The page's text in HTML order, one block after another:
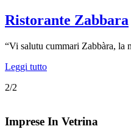
Ristorante Zabbara
“Vi salutu cummari Zabbàra, la
Leggi tutto
2/2
Imprese In Vetrina